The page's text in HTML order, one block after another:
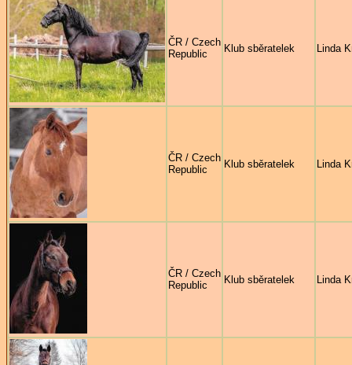
ČR / Czech
Republic
Klub sběratelek Linda
ČR / Czech
Republic
Klub sběratelek Linda
ČR / Czech
Republic
Klub sběratelek Linda